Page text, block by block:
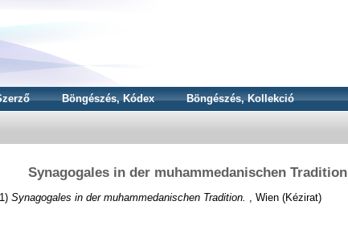
Böngészés, Kódex Böngészés, Kollekció
Synagogales in der muhammedanischen Tradition
Synagogales in der muhammedanischen Tradition. , Wien (Kézirat)